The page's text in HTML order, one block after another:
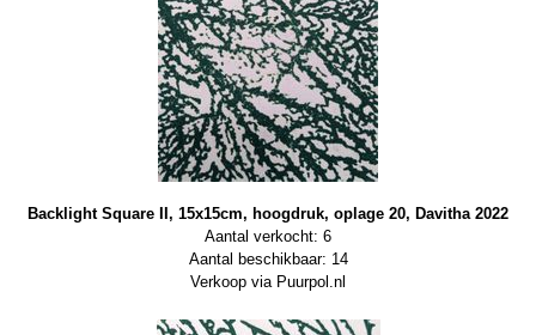
Backlight Square II, 15x15cm, hoogdruk, oplage 20, Davitha 2022
Aantal verkocht: 6
Aantal beschikbaar: 14
Verkoop via Puurpol.nl